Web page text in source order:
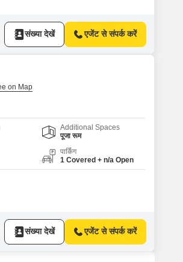
संख्या देखें एजेंट से संपर्क करें
Additional Spaces
पूजा रूम
पार्किंग
1 Covered + n/a Open
संख्या देखें एजेंट से संपर्क करें